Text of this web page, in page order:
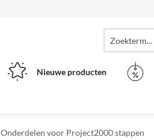
Nieuwe producten
Onderdelen voor Project2000 stappen